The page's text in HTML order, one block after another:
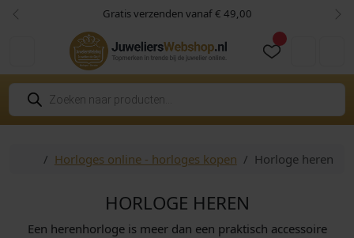
Skip to content
Skip to footer
€ 49,00 Niet goed?
Vorige
P
o
d
HomeHorloges online - horloges kopen Horloge heren
HORLOGE HEREN
Een herenhorloge is meer dan een praktisch accessoire